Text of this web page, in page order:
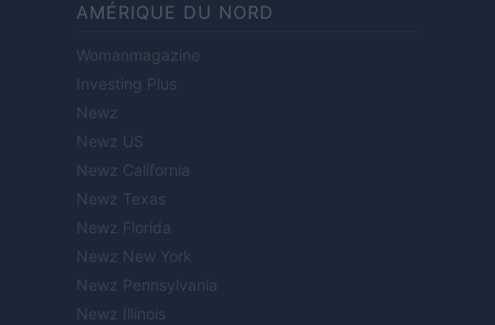
AMÉRIQUE DU NORD
Womanmagazine
Investing Plus
Newz
Newz US
Newz California
Newz Texas
Newz Florida
Newz New York
Newz Pennsylvania
Newz Illinois